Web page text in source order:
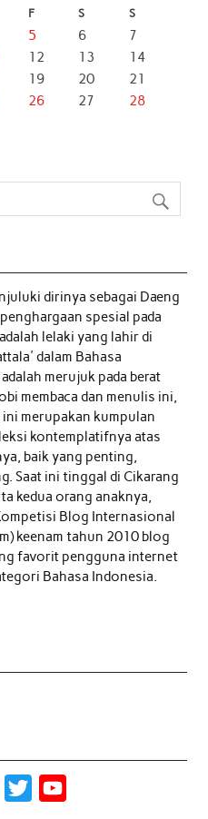
F S S
5 6
7
12 13
14
19 20
21
26 27
28
dirinya sebagai Daeng
spesial pada
lelaki yang lahir di
dalam Bahasa
merujuk pada berat
membaca dan menulis ini,
merupakan kumpulan
kontemplatifnya atas
baik yang penting,
Saat ini tinggal di Cikarang
kedua orang anaknya,
Blog Internasional
keenam tahun 2010 blog
favorit pengguna internet
Bahasa Indonesia.